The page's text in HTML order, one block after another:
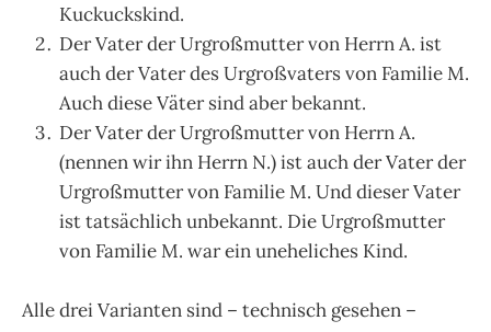
Kuckuckskind.
Der Vater der Urgroßmutter von Herrn A. ist
auch der Vater des Urgroßvaters von Familie M.
Auch diese Väter sind aber bekannt.
Der Vater der Urgroßmutter von Herrn A.
(nennen wir ihn Herrn N.) ist auch der Vater der
Urgroßmutter von Familie M. Und dieser Vater
ist tatsächlich unbekannt. Die Urgroßmutter
von Familie M. war ein uneheliches Kind.
Alle drei Varianten sind – technisch gesehen –